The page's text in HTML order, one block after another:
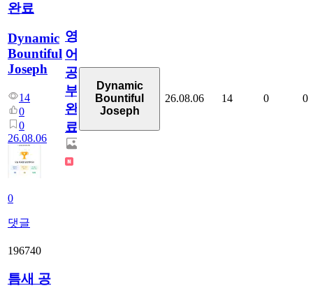
완료
Dynamic
Bountiful
Joseph
14
0
0
26.08.06
0
댓글
영
어
공
부
완
료
Dynamic
Bountiful
Joseph
26.08.06 14 0 0
196740
틈새 공